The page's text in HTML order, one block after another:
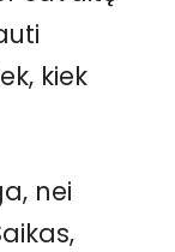
kiek
nei